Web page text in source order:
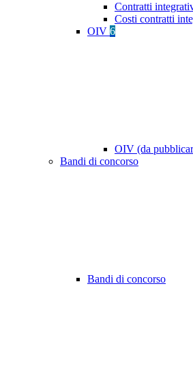
Contratti
Costi contratti
OIV 6
OIV (da
Bandi di concorso
Bandi di concorso